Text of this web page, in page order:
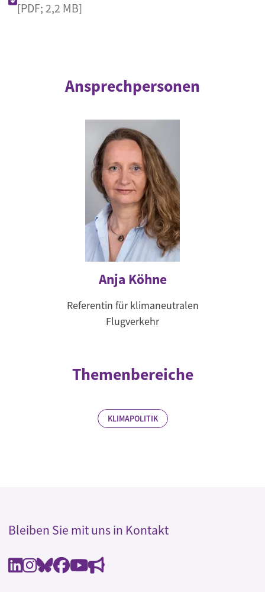
[PDF; 2,2 MB]
Ansprechpersonen
Anja Köhne
Referentin für klimaneutralen
Flugverkehr
Themenbereiche
KLIMAPOLITIK
Bleiben Sie mit uns in Kontakt